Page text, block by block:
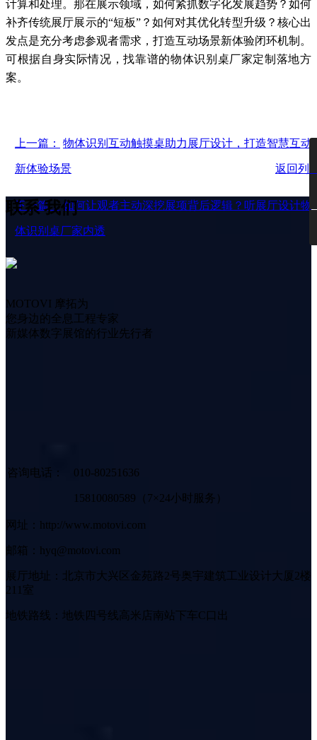
计算和处理。那在展示领域，如何紧抓数字化发展趋势？如何
补齐传统展厅展示的“短板”？如何对其优化转型升级？核心出
发点是充分考虑参观者需求，打造互动场景新体验闭环机制。
可根据自身实际情况，找靠谱的物体识别桌厂家定制落地方
案。
上一篇： 物体识别互动触摸桌助力展厅设计，打造智慧互动
新体验场景 返回列
下一篇： 如何让观者主动深挖展项背后逻辑？听展厅设计物
体识别桌厂家内透
联系我们
MOTOVI 摩拓为
您身边的全息工程专家
新媒体数字展馆的行业先行者
咨询电话： 010-80251636
15810080589（7×24小时服务）
网址：http://www.motovi.com
邮箱：hyq@motovi.com
展厅地址：北京市大兴区金苑路2号奥宇建筑工业设计大厦2楼
211室
地铁路线：地铁四号线高米店南站下车C口出